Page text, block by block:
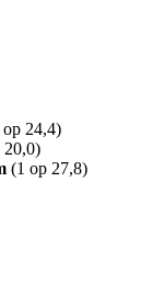
op 24,4)
20,0)
(1 op 27,8)